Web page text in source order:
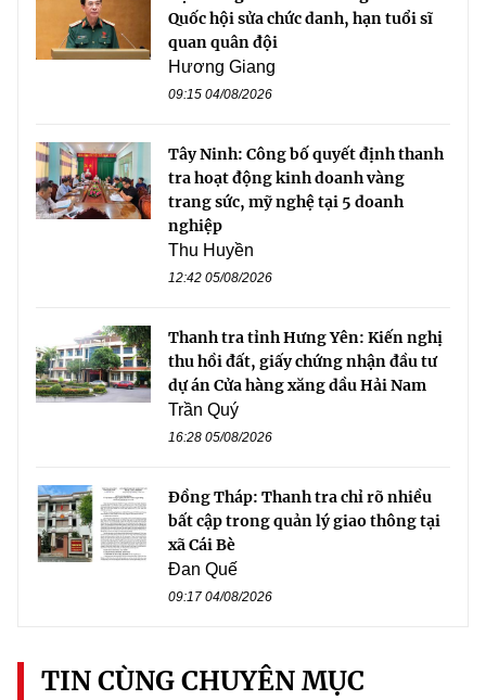
Quốc hội sửa chức danh, hạn tuổi sĩ
quan quân đội
Hương Giang
09:15 04/08/2026
Tây Ninh: Công bố quyết định thanh
tra hoạt động kinh doanh vàng
trang sức, mỹ nghệ tại 5 doanh
nghiệp
Thu Huyền
12:42 05/08/2026
Thanh tra tỉnh Hưng Yên: Kiến nghị
thu hồi đất, giấy chứng nhận đầu tư
dự án Cửa hàng xăng dầu Hải Nam
Trần Quý
16:28 05/08/2026
Đồng Tháp: Thanh tra chỉ rõ nhiều
bất cập trong quản lý giao thông tại
xã Cái Bè
Đan Quế
09:17 04/08/2026
TIN CÙNG CHUYÊN MỤC